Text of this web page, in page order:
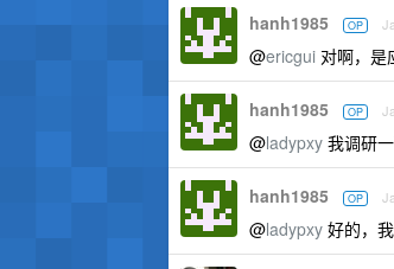
hanh1985 OP
@ericgui 对啊，是
hanh1985 OP
@ladypxy 我调研
hanh1985 OP
@ladypxy 好的，